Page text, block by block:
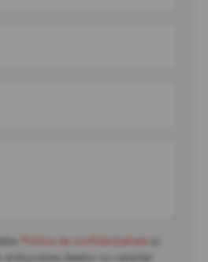
Politica de confidențialitate
prelucrarea datelor cu caracter